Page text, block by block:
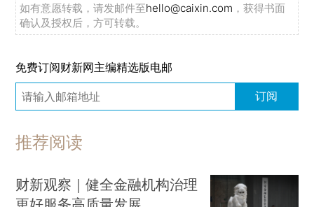
如有意愿转载，请发邮件至hello@caixin.com ，获得书面
确认及授权后，方可转载。
免费订阅财新网主编精选版电邮
订阅
推荐阅读
财新观察｜健全金融机构治理